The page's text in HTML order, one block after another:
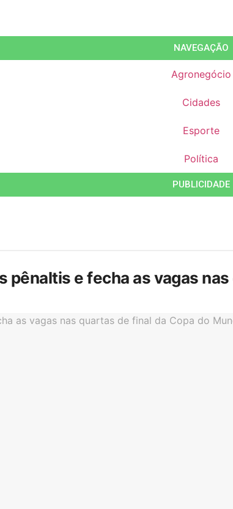
NAVEGAÇÃO
Agronegócio
Cidades
Esporte
Política
PUBLICIDADE
pênaltis e fecha as vagas